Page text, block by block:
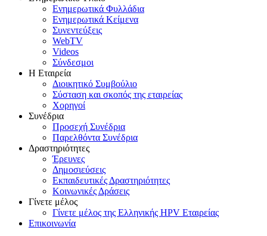
Ενημερωτικά Φυλλάδια
Ενημερωτικά Κείμενα
Συνεντεύξεις
WebTV
Videos
Σύνδεσμοι
Η Εταιρεία
Διοικητικό Συμβούλιο
Σύσταση και σκοπός της εταιρείας
Χορηγοί
Συνέδρια
Προσεχή Συνέδρια
Παρελθόντα Συνέδρια
Δραστηριότητες
Έρευνες
Δημοσιεύσεις
Εκπαιδευτικές Δραστηριότητες
Κοινωνικές Δράσεις
Γίνετε μέλος
Γίνετε μέλος της Ελληνικής HPV Εταιρείας
Επικοινωνία